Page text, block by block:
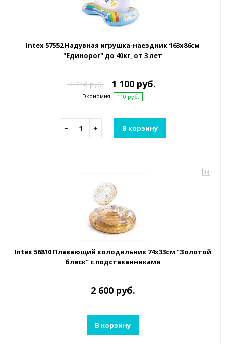
Intex 57552 Надувная игрушка-наездник 163х86см
"Единорог" до 40кг, от 3 лет
1 210 руб. 1 100 руб.
Экономия: 110 руб.
− + В корзину
Intex 56810 Плавающий холодильник 74х33см "Золотой
блеск" с подстаканниками
2 600 руб.
В корзину